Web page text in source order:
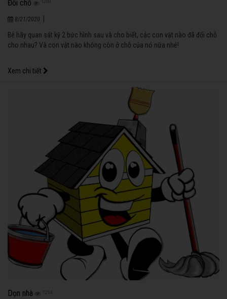
Đổi chỗ
8/21/2020
Bé hãy quan sát kỹ 2 bức hình sau và cho biết, các con vật nào đã đổi chỗ
cho nhau? Và con vật nào không còn ở chỗ của nó nữa nhé!
Xem chi tiết
Dọn nhà 1254